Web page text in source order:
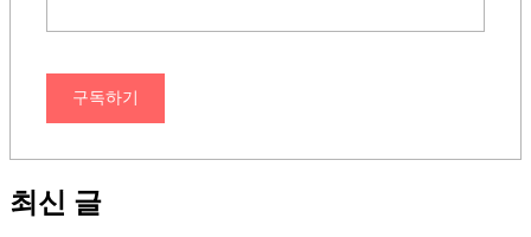
구독하기
최신 글